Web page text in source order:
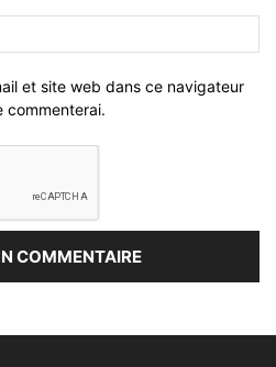
et site web dans ce navigateur
commenterai.